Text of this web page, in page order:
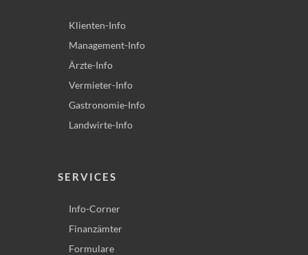
Klienten-Info
Management-Info
Ärzte-Info
Vermieter-Info
Gastronomie-Info
Landwirte-Info
SERVICES
Info-Corner
Finanzämter
Formulare